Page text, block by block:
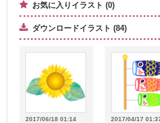
お気に入りイラスト (0)
ダウンロードイラスト (84)
2017/06/18 01:14 2017/04/17